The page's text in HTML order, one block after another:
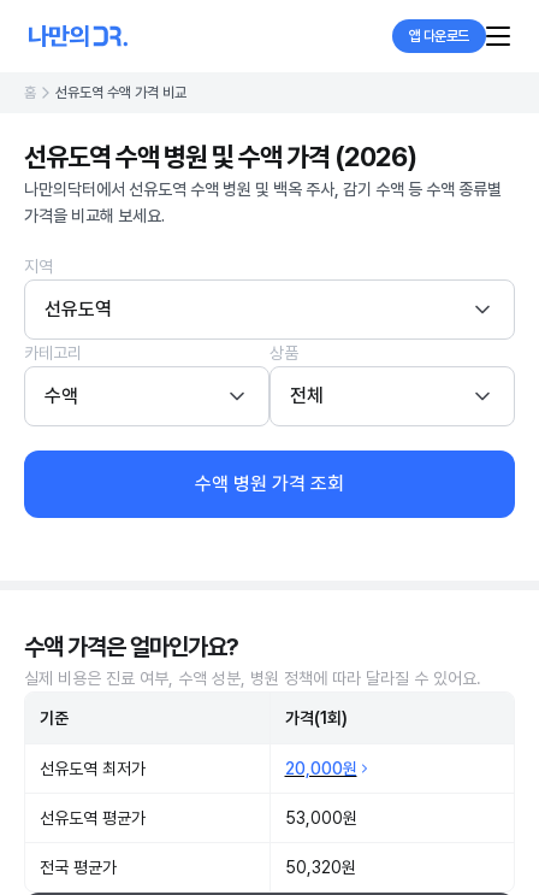
앱 다운로드
홈 선유도역 수액 가격 비교
선유도역 수액 병원 및 수액 가격 (2026)
나만의닥터에서 선유도역 수액 병원 및 백옥 주사, 감기 수액 등 수액 종류별
가격을 비교해 보세요.
지역
선유도역
카테고리
수액
상품
전체
수액 병원 가격 조회
수액 가격은 얼마인가요?
실제 비용은 진료 여부, 수액 성분, 병원 정책에 따라 달라질 수 있어요.
기준 가격(1회)
선유도역 최저가 20,000원
선유도역 평균가 53,000원
전국 평균가 50,320원